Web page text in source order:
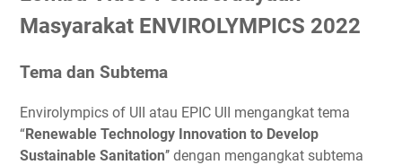
Masyarakat ENVIROLYMPICS 2022
Tema dan Subtema
Envirolympics of UII atau EPIC UII mengangkat tema
“Renewable Technology Innovation to Develop
Sustainable Sanitation’’ dengan mengangkat subtema